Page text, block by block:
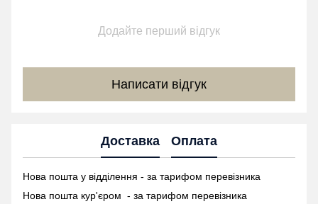
Додайте перший відгук
Написати відгук
Доставка Оплата
Нова пошта у відділення - за тарифом перевізника
Нова пошта кур'єром - за тарифом перевізника